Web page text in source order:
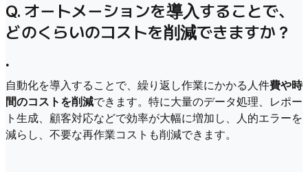
Q. オートメーションを導入することで、
どのくらいのコストを削減できますか？
•
自動化を導入することで、繰り返し作業にかかる人件費や時
間のコストを削減できます。特に大量のデータ処理、レポー
ト生成、顧客対応などで効率が大幅に増加し、人的エラーを
減らし、不要な再作業コストも削減できます。